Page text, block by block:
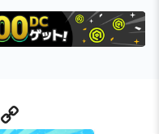
Line